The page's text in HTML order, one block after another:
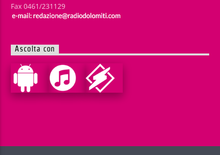
Fax 0461/231129
Ascolta con